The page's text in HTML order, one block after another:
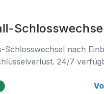
Schlosswechsel nach
24/7